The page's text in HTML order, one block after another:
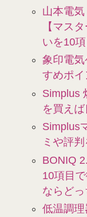
山本電
【マス
いを10
象印電
すめポイ
Simplus
を買えば
Simplus
ミや評判
BONIQ
10項目
ならどっ
低温調